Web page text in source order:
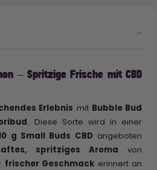
– Spritzige Frische mit CBD
Erlebnis mit Bubble Bud
. Diese Sorte wird in einer
g Small Buds CBDangeboten
spritziges Aroma von
frischer Geschmack erinnert an